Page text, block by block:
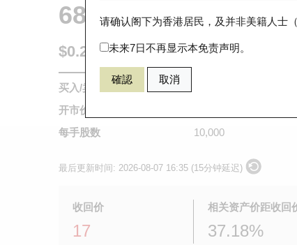
请确认阁下为香港居民，及并非美籍人士
未来7日不再显示本免责声明。
確認 取消
68434 汇丰牛证 1810 小
$0.217 即时
买入/卖出价
开市价
每手股数
10,000
最后更新时间: 2026-08-07 16:35 (15分钟延迟)
收回价
17
相关资产价距收回
37.18%